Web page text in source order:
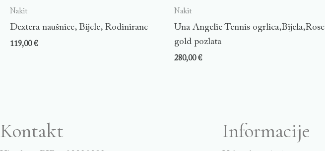
Nakit
Dextera naušnice, Bijele, Rodinirane
119,00€
Nakit
Una Angelic Tennis ogrlica,Bijela,Rose
gold pozlata
280,00€
Kontakt Informacije